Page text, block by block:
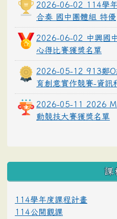
2026-06-02 114學
合奏 國中團體組 特優
2026-06-02 中興國
心得比賽獲獎名單
2026-05-12 913鄭O
育創意實作競賽-資訊
2026-05-11 2026
動競技大賽獲獎名單
課
114學年度課程計畫
114公開觀課